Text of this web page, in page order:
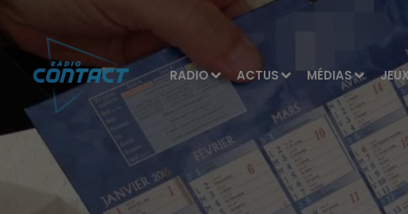
RADIO ACTUS MÉDIAS